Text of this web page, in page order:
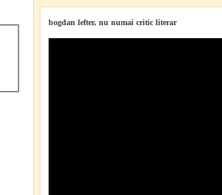
bogdan lefter, nu numai critic literar